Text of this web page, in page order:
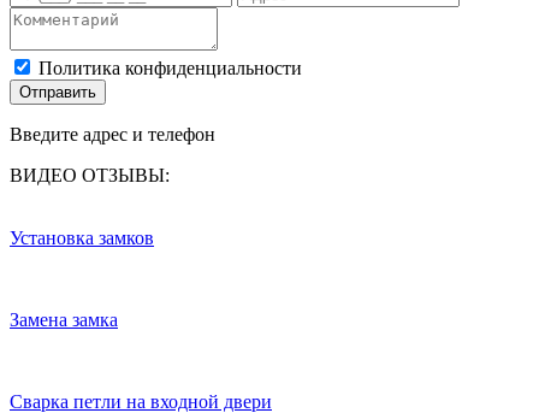
Политика конфиденциальности
Отправить
Введите адрес и телефон
ВИДЕО ОТЗЫВЫ:
Установка замков
Замена замка
Сварка петли на входной двери